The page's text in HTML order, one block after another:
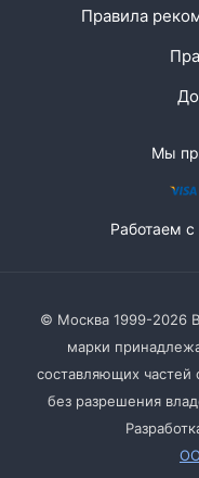
Правила
Мы
Работаем
© Москва 1999-2026
марки
составляющих
без разрешения